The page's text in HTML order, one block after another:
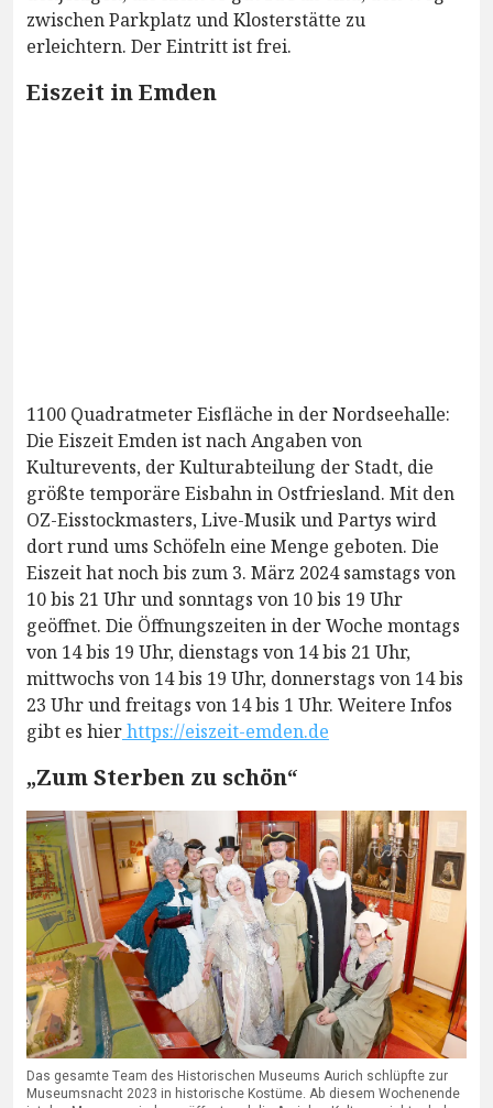
zwischen Parkplatz und Klosterstätte zu
erleichtern. Der Eintritt ist frei.
Eiszeit in Emden
1100 Quadratmeter Eisfläche in der Nordseehalle:
Die Eiszeit Emden ist nach Angaben von
Kulturevents, der Kulturabteilung der Stadt, die
größte temporäre Eisbahn in Ostfriesland. Mit den
OZ-Eisstockmasters, Live-Musik und Partys wird
dort rund ums Schöfeln eine Menge geboten. Die
Eiszeit hat noch bis zum 3. März 2024 samstags von
10 bis 21 Uhr und sonntags von 10 bis 19 Uhr
geöffnet. Die Öffnungszeiten in der Woche montags
von 14 bis 19 Uhr, dienstags von 14 bis 21 Uhr,
mittwochs von 14 bis 19 Uhr, donnerstags von 14 bis
23 Uhr und freitags von 14 bis 1 Uhr. Weitere Infos
gibt es hierhttps://eiszeit-emden.de
„Zum Sterben zu schön“
Das gesamte Team des Historischen Museums Aurich schlüpfte zur
Museumsnacht 2023 in historische Kostüme. Ab diesem Wochenende